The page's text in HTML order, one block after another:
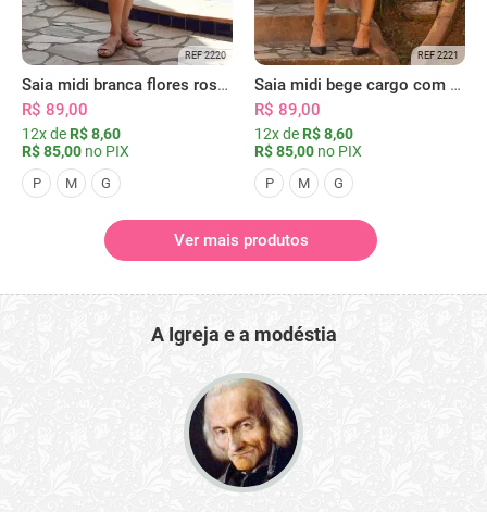
REF 2220
Saia midi branca flores rosas com bolsos
R$ 89,00
12x de R$ 8,60
R$ 85,00 no PIX
P M G
REF 2221
Saia midi bege cargo com bolsos
R$ 89,00
12x de R$ 8,60
R$ 85,00 no PIX
P M G
Ver mais produtos
A Igreja e a modéstia